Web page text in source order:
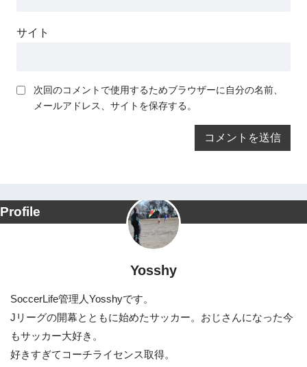
サイト
次回のコメントで使用するためブラウザーに自分の名前、
メールアドレス、サイトを保存する。
Profile
Yosshy
SoccerLife管理人Yosshyです。
Jリーグの開幕とともに始めたサッカー。おじさんになった今
もサッカー大好き。
好きすぎてコーチライセンス取得。